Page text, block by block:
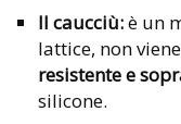
Il caucciù:è un
lattice, non
resistente e
silicone.